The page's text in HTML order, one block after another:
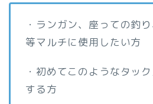
・ランガン、座っての釣
等マルチに使用したい方
・初めてこのようなタッ
する方